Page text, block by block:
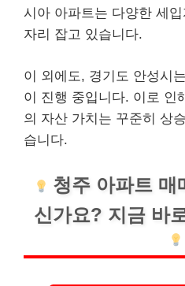
시아 아파트는 다양한 세
자리 잡고 있습니다.
이 외에도, 경기도 안성시
이 진행 중입니다. 이로 인
의 자산 가치는 꾸준히 상
습니다.
청주 아파트 매
신가요? 지금 바